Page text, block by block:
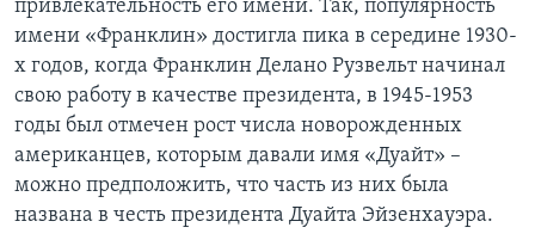
привлекательность его имени. Так, популярность
имени «Франклин» достигла пика в середине 1930-
х годов, когда Франклин Делано Рузвельт начинал
свою работу в качестве президента, в 1945-1953
годы был отмечен рост числа новорожденных
американцев, которым давали имя «Дуайт» –
можно предположить, что часть из них была
названа в честь президента Дуайта Эйзенхауэра.